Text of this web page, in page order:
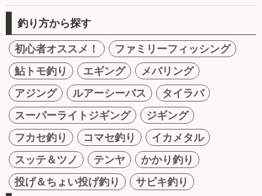
釣り方から探す
初心者オススメ！
ファミリーフィッシング
鮎トモ釣り
エギング
メバリング
アジング
ルアーシーバス
タイラバ
スーパーライトジギング
ジギング
フカセ釣り
コマセ釣り
イカメタル
スッテ＆ツノ
テンヤ
かかり釣り
投げ＆ちょい投げ釣り
サビキ釣り